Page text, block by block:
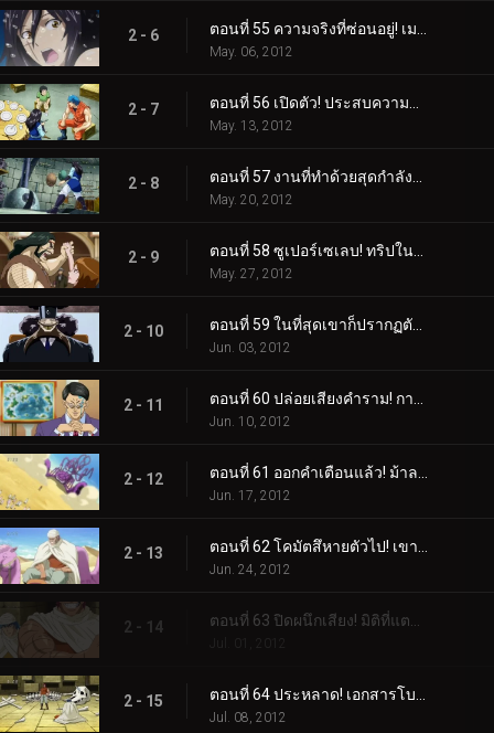
2 - 6
May. 06, 2012
2 - 7
May. 13, 2012
2 - 8
May. 20, 2012
2 - 9
May. 27, 2012
2 - 10
Jun. 03, 2012
2 - 11
Jun. 10, 2012
2 - 12
Jun. 17, 2012
2 - 13
Jun. 24, 2012
2 - 14
Jul. 01, 2012
2 - 15
Jul. 08, 2012